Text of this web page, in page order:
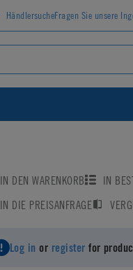
HändlersucheFragen Sie unsere
IN DEN WARENKORB
IN
IN DIE PREISANFRAGE
Log in or register for